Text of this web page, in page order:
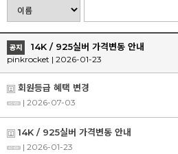
공지 14K / 925실버 가격변동 안내
pinkrocket | 2026-01-23
회원등급 혜택 변경
| 2026-07-03
14K / 925실버 가격변동 안내
| 2026-01-23